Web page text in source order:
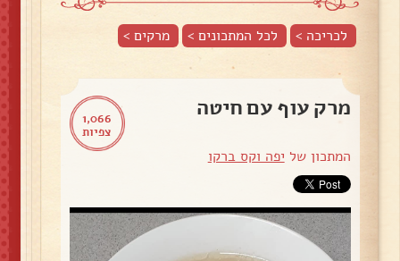
לכריכה > לכל המתכונים > מרקים>
1,066
צפיות
מרק עוף עם חיטה
המתכון של יפה וקס ברקו